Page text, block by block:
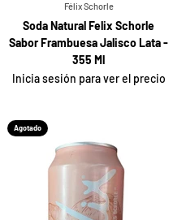
Félix Schorle
Soda Natural Felix Schorle
Sabor Frambuesa Jalisco Lata -
355 Ml
Inicia sesión para ver el precio
Agotado